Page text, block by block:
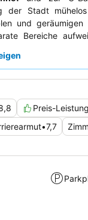
der Stadt
und
Bereiche
Produkten,
Preis-
•7,7